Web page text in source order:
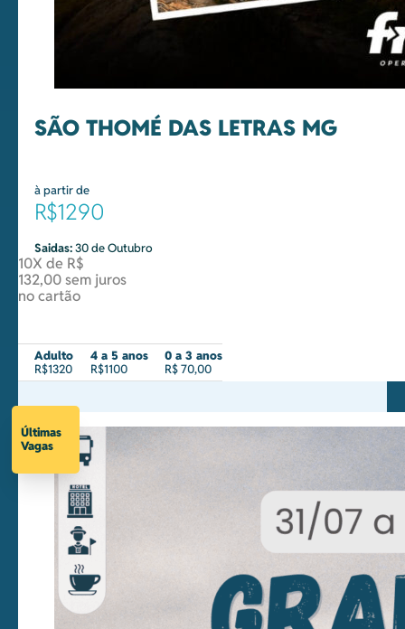
SÃO THOMÉ DAS LETRAS MG
à partir de
R$1290
Saidas:30 de Outubro
10X de R$
132,00 sem juros
no cartão
Adulto
R$1320
4 a 5 anos
R$1100
0 a 3 anos
R$ 70,00
Últimas
Vagas